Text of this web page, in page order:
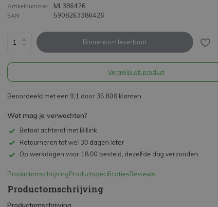
Artikelnummer ML386426
EAN 5908263386426
Binnenkort leverbaar
Vergelijk dit product
Beoordeeld met een 9,1 door 35.808 klanten
Wat mag je verwachten?
Betaal achteraf met Billink
Retourneren tot wel 30 dagen later
Op werkdagen voor 18:00 besteld, dezelfde dag verzonden.
ProductomschrijvingProductspecificatiesReviews
Productomschrijving
Productomschrijving